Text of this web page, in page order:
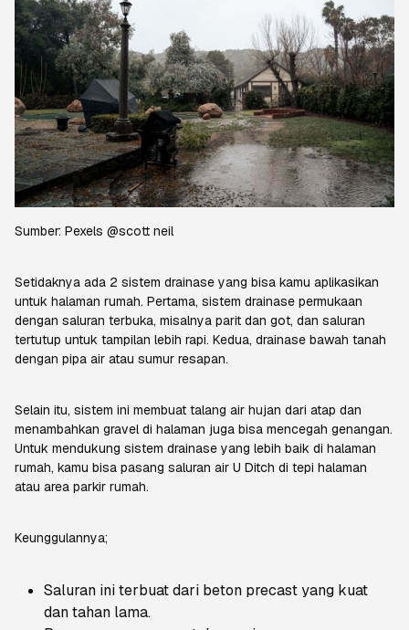
Sumber: Pexels @scott neil
Setidaknya ada 2 sistem drainase yang bisa kamu aplikasikan
untuk halaman rumah. Pertama, sistem drainase permukaan
dengan saluran terbuka, misalnya parit dan got, dan saluran
tertutup untuk tampilan lebih rapi. Kedua, drainase bawah tanah
dengan pipa air atau sumur resapan.
Selain itu, sistem ini membuat talang air hujan dari atap dan
menambahkan gravel di halaman juga bisa mencegah genangan.
Untuk mendukung sistem drainase yang lebih baik di halaman
rumah, kamu bisa pasang saluran air U Ditch di tepi halaman
atau area parkir rumah.
Keunggulannya;
Saluran ini terbuat dari beton precast yang kuat
dan tahan lama.